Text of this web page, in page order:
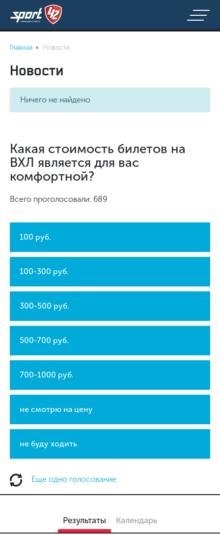
Главная Новости
Новости
Ничего не найдено
Какая стоимость билетов на
ВХЛ является для вас
комфортной?
Всего проголосовали: 689
100 руб.
100-300 руб.
300-500 руб.
500-700 руб.
700-1000 руб.
не смотрю на цену
не буду ходить
Еще одно голосование
Результаты Календарь